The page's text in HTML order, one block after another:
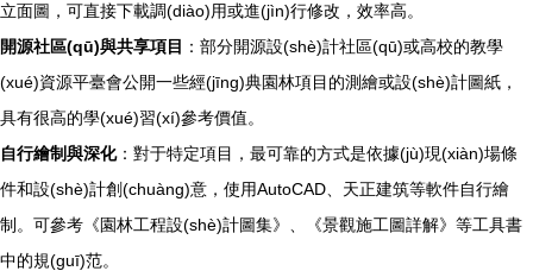
立面圖，可直接下載調(diào)用或進(jìn)行修改，效率高。
開源社區(qū)與共享項目 ：部分開源設(shè)計社區(qū)或高校的教學
(xué)資源平臺會公開一些經(jīng)典園林項目的測繪或設(shè)計圖紙，
具有很高的學(xué)習(xí)參考價值。
自行繪制與深化：對于特定項目，最可靠的方式是依據(jù)現(xiàn)場條
件和設(shè)計創(chuàng)意，使用AutoCAD、天正建筑等軟件自行繪
制。可參考《園林工程設(shè)計圖集》、《景觀施工圖詳解》等工具書
中的規(guī)范。